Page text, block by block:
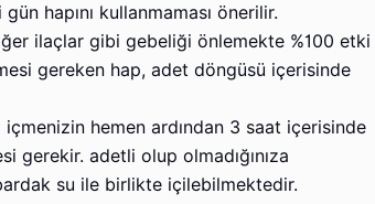
hapını kullanmaması önerilir.
ilaçlar gibi gebeliği önlemekte %100 etki
gereken hap, adet döngüsü içerisinde
hemen ardından 3 saat içerisinde
gerekir. adetli olup olmadığınıza
su ile birlikte içilebilmektedir.